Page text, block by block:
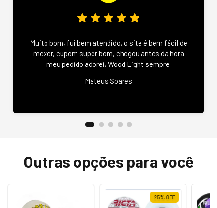
Muito bom, fui bem atendido, o site é bem fácil de
mexer, cupom super bom, chegou antes da hora
meu pedido adorei, Wood Light sempre.
Mateus Soares
Outras opções para você
25% OFF